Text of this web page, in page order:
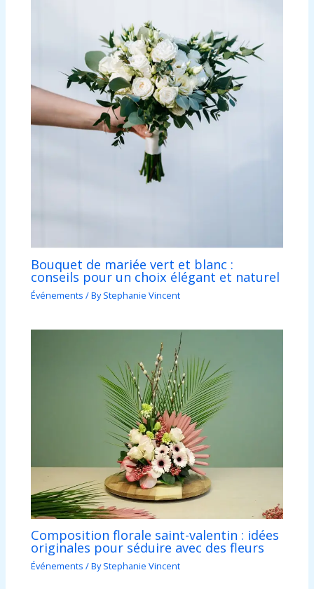
Bouquet de mariée vert et blanc :
conseils pour un choix élégant et naturel
Événements / ByStephanie Vincent
Composition florale saint-valentin : idées
originales pour séduire avec des fleurs
Événements / ByStephanie Vincent